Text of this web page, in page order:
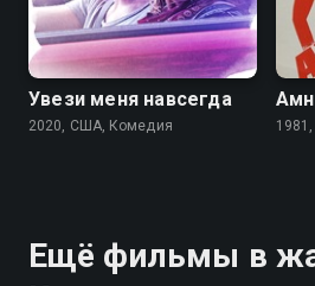
Увези меня навсегда
2020, США, Комедия
Ещё фильмы в